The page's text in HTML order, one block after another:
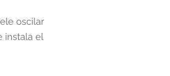
oscilar
instala el